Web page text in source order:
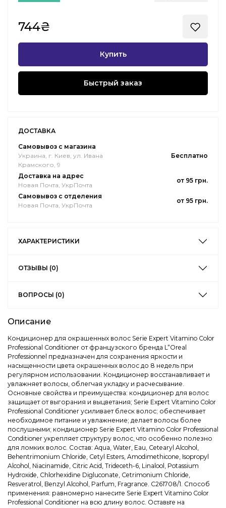
744₴
Купить
Быстрый заказ
ДОСТАВКА
Самовывоз с магазина
Украина, г. Киев, ул. Ивана
Крамского, 9
Бесплатно
Доставка на адрес
Новая Почта, УкрПочта
от 95 грн.
Самовывоз с отделения
Новая Почта, УкрПочта
от 95 грн.
ХАРАКТЕРИСТИКИ
ОТЗЫВЫ (0)
ВОПРОСЫ (0)
Описание
Кондиционер для окрашенных волос Serie Expert Vitamino Color
Professional Conditioner от французского бренда L“Oreal
Professionnel предназначен для сохранения яркости и
насыщенности цвета окрашенных волос до 8 недель при
регулярном использовании. Кондиционер восстанавливает и
увлажняет волосы, облегчая укладку и расчесывание.
Основные свойства и преимущества: кондиционер для волос
защищает от выгорания и выцветания; Serie Expert Vitamino Color
Professional Conditioner усиливает блеск волос; обеспечивает
необходимое питание и увлажнение; делает волосы более
послушными; кондиционер Serie Expert Vitamino Color Professional
Conditioner укрепляет структуру волос, что особенно полезно
для ломких волос. Состав: Aqua, Water, Eau, Cetearyl Alcohol,
Behentrimonium Chloride, Cetyl Esters, Amodimethicone, Isopropyl
Alcohol, Niacinamide, Citric Acid, Trideceth-6, Linalool, Potassium
Hydroxide, Chlorhexidine Digluconate, Cetrimonium Chloride,
Resveratrol, Benzyl Alcohol, Parfum, Fragrance. C261708/1. Способ
применения: равномерно нанесите Serie Expert Vitamino Color
Professional Conditioner на всю длину волос. Оставьте на